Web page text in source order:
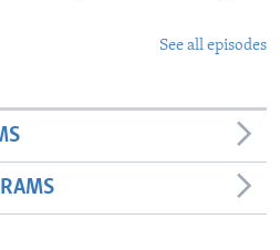
See all episodes